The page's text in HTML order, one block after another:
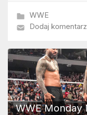
WWE
Dodaj komentarz
WWE Monday